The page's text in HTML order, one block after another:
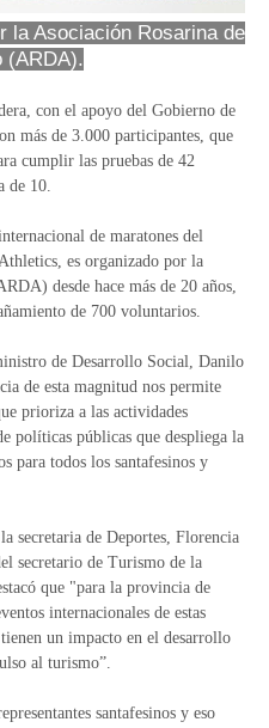
la Asociación Rosarina de
(ARDA).
con el apoyo del Gobierno de
más de 3.000 participantes, que
cumplir las pruebas de 42
de 10.
de maratones del
es organizado por la
desde hace más de 20 años,
de 700 voluntarios.
de Desarrollo Social, Danilo
de esta magnitud nos permite
prioriza a las actividades
políticas públicas que despliega la
para todos los santafesinos y
secretaria de Deportes, Florencia
secretario de Turismo de la
que "para la provincia de
internacionales de estas
un impacto en el desarrollo
al turismo”.
santafesinos y eso